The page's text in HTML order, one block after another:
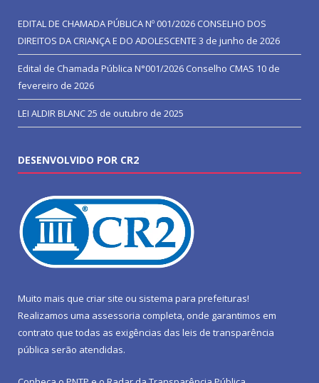
EDITAL DE CHAMADA PÚBLICA Nº 001/2026 CONSELHO DOS
DIREITOS DA CRIANÇA E DO ADOLESCENTE 3 de junho de 2026
Edital de Chamada Pública N°001/2026 Conselho CMAS 10 de
fevereiro de 2026
LEI ALDIR BLANC25 de outubro de 2025
DESENVOLVIDO POR CR2
Muito mais que criar site ou sistema para prefeituras!
Realizamos uma assessoria completa, onde garantimos em
contrato que todas as exigências das leis de transparência
pública serão atendidas.